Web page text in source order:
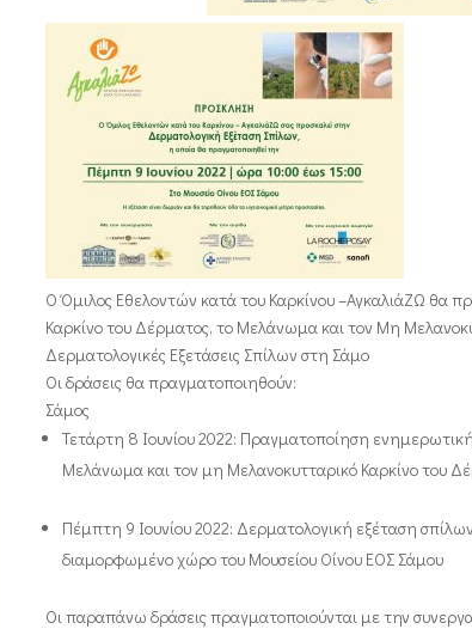
Ο Όμιλος Εθελοντών κατά του Καρκίνου –ΑγκαλιάΖΩ θα
Καρκίνο του Δέρματος, το Μελάνωμα και τον Μη
Δερματολογικές Εξετάσεις Σπίλων στη Σάμο
Οι δράσεις θα πραγματοποιηθούν:
Σάμος
Τετάρτη 8 Ιουνίου 2022: Πραγματοποίηση
Μελάνωμα και τον μη Μελανοκυτταρικό Καρκίνο του
Πέμπτη 9 Ιουνίου 2022: Δερματολογική εξέταση
διαμορφωμένο χώρο του Μουσείου Οίνου ΕΟΣ Σάμου
Οι παραπάνω δράσεις πραγματοποιούνται με την